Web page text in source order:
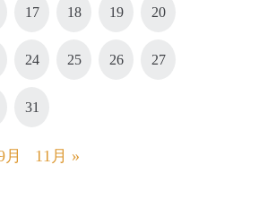
17 18 19 20
24 25 26 27
31
月 11月 »